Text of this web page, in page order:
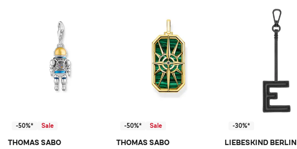
-50%* Sale
THOMAS SABO
-50%* Sale
THOMAS SABO
-30%*
LIEBESKIND BERLIN